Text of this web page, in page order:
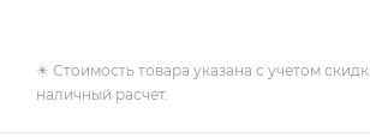
✴️ Стоимость товара указана с учетом
наличный расчет.